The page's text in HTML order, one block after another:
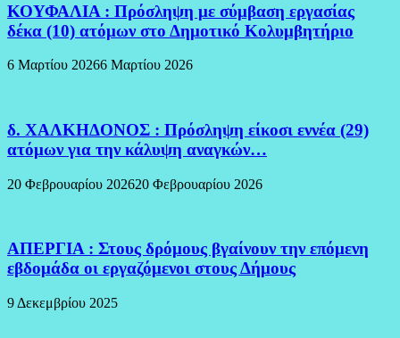
ΚΟΥΦΑΛΙΑ : Πρόσληψη με σύμβαση εργασίας
δέκα (10) ατόμων στο Δημοτικό Κολυμβητήριο
6 Μαρτίου 20266 Μαρτίου 2026
δ. ΧΑΛΚΗΔΟΝΟΣ : Πρόσληψη είκοσι εννέα (29)
ατόμων για την κάλυψη αναγκών…
20 Φεβρουαρίου 202620 Φεβρουαρίου 2026
ΑΠΕΡΓΙΑ : Στους δρόμους βγαίνουν την επόμενη
εβδομάδα οι εργαζόμενοι στους Δήμους
9 Δεκεμβρίου 2025